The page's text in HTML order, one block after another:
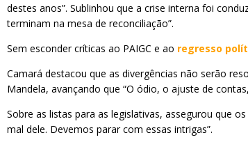
destes anos”. Sublinhou que a crise interna foi
terminam na mesa de reconciliação”.
Sem esconder críticas ao PAIGC e ao regresso
Camará destacou que as divergências não serão
Mandela, avançando que “O ódio, o ajuste de
Sobre as listas para as legislativas, assegurou que
mal dele. Devemos parar com essas intrigas”.